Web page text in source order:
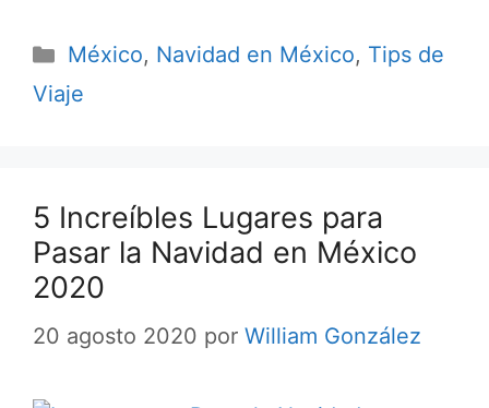
Categorías
México, Navidad en México, Tips de
Viaje
5 Increíbles Lugares para
Pasar la Navidad en México
2020
20 agosto 2020 por William González